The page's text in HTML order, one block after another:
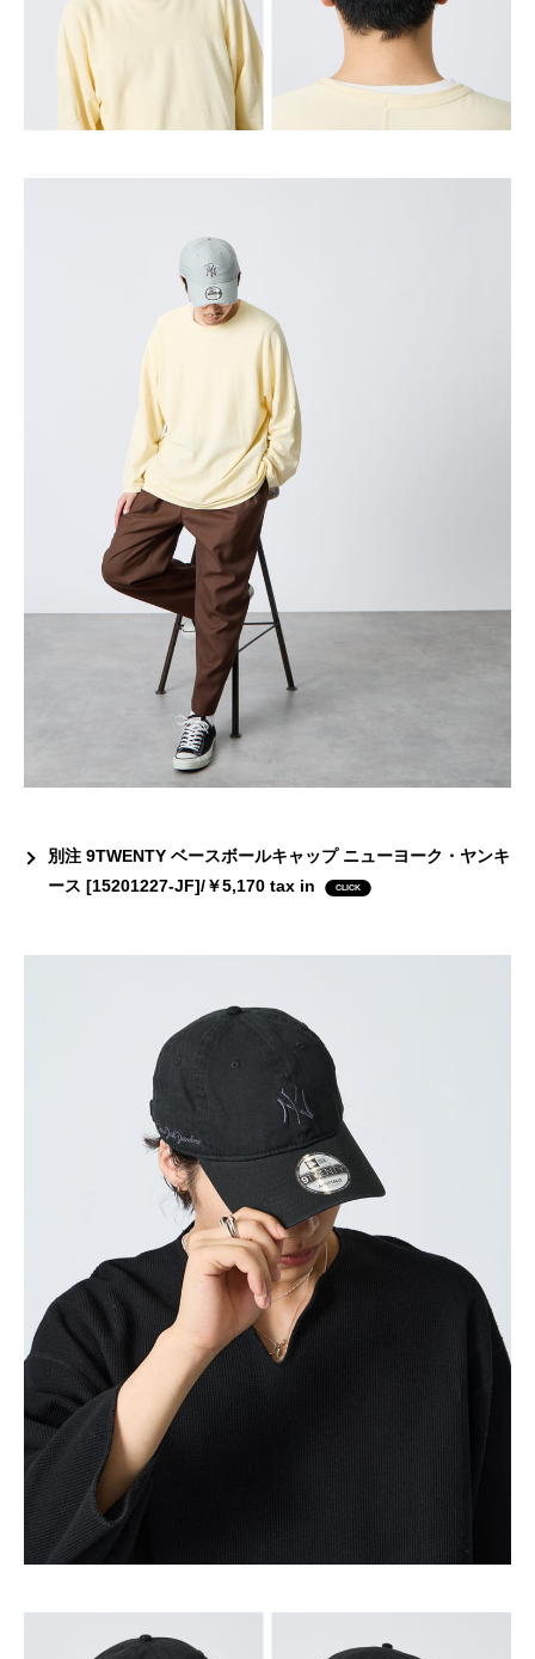
別注 9TWENTY ベースボールキャップ ニューヨーク・ヤンキ
ース [15201227-JF]/￥5,170 tax in